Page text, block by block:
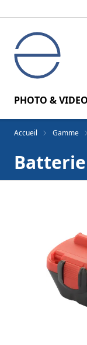
PHOTO & VIDEO
Accueil Gamme